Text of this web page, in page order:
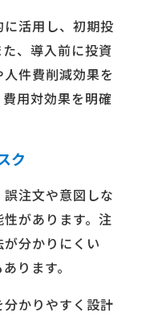
に活用し、初期投
、導入前に投資
件費削減効果を
用対効果を明確
ク
注文や意図しな
があります。注
分かりにくい
ります。
分かりやすく設計